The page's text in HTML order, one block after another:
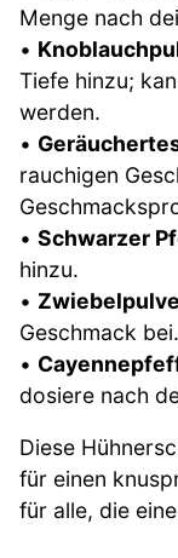
Menge nach
•
Tiefe hinzu;
werden.
•
rauchigen
• Schwarzer
hinzu.
•
Geschmack bei.
•
dosiere nach
Diese
für einen
für alle, die